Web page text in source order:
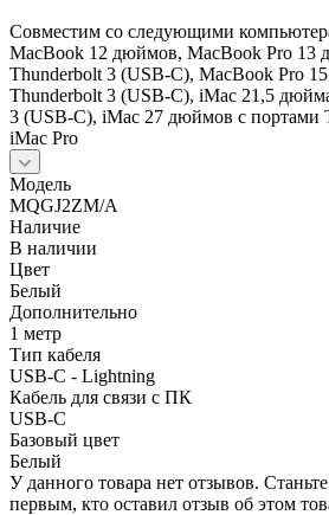
Совместим со следующими
MacBook 12 дюймов, MacBook Pro 13
Thunderbolt 3 (USB-C), MacBook Pro
Thunderbolt 3 (USB-C), iMac 21,5
3 (USB-C), iMac 27 дюймов с портами
iMac Pro
Модель
MQGJ2ZM/A
Наличие
В наличии
Цвет
Белый
Дополнительно
1 метр
Тип кабеля
USB-C - Lightning
Кабель для связи с ПК
USB-C
Базовый цвет
Белый
У данного товара нет отзывов. Станьте
первым, кто оставил отзыв об этом